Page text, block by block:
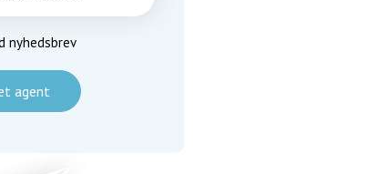
nyhedsbrev
agent